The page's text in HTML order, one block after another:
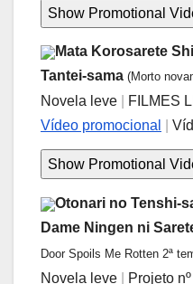
Mata Korosarete
Tantei-sama (Morto
Novela leve FILMES
Vídeo promocional
Otonari no Tenshi-
Dame Ningen ni
Door Spoils Me Rotten 2ª
Novela leve Projeto